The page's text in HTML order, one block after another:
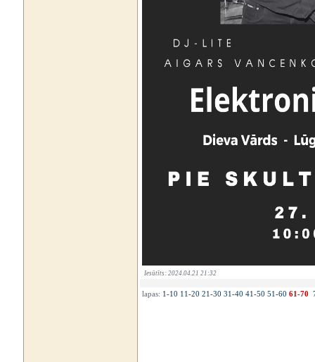
Iesūtīts: 2024.04.21 21:32
lapas: 1-10 11-20 21-30 31-40 41-50 51-60 61-70